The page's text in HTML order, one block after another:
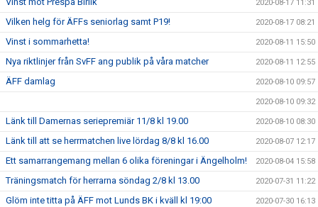
2020-08-17 11:31
Vilken helg för ÄFFs seniorlag samt P19! 2020-08-17 08:21
Vinst i sommarhetta! 2020-08-11 15:50
Nya riktlinjer från SvFF ang publik på våra matcher 2020-08-11 12:55
ÄFF damlag 2020-08-10 09:57
2020-08-10 09:32
Länk till Damernas seriepremiär 11/8 kl 19.00 2020-08-10 08:30
Länk till att se herrmatchen live lördag 8/8 kl 16.00 2020-08-07 12:17
Ett samarrangemang mellan 6 olika föreningar i Ängelholm! 2020-08-04 15:58
Träningsmatch för herrarna söndag 2/8 kl 13.00 2020-07-31 11:22
Glöm inte titta på ÄFF mot Lunds BK i kväll kl 19:00 2020-07-30 16:13